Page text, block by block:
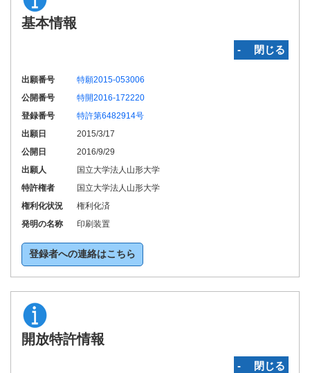
基本情報
‐ 閉じる
出願番号
特願2015-053006
公開番号
特開2016-172220
登録番号
特許第6482914号
出願日
2015/3/17
公開日
2016/9/29
出願人
国立大学法人山形大学
特許権者
国立大学法人山形大学
権利化状況
権利化済
発明の名称
印刷装置
登録者への連絡はこちら
開放特許情報
‐ 閉じる